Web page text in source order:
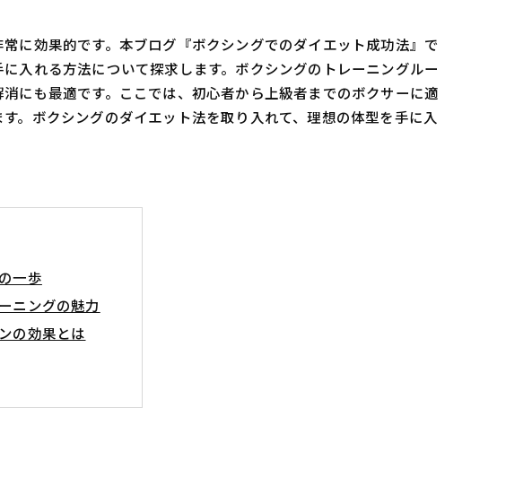
に効果的です。本ブログ『ボクシングでのダイエット成功法』で
入れる方法について探求します。ボクシングのトレーニングルー
にも最適です。ここでは、初心者から上級者までのボクサーに適
。ボクシングのダイエット法を取り入れて、理想の体型を手に入
一歩
ニングの魅力
の効果とは
シングメニュー